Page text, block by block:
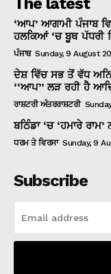
‘ਆਪ’ ਆਗਾਮੀ ਪੰਜਾਬ
ਹਲਕਿਆਂ ‘ਚ ਬੂਥ ਪੱਧਰੀ
ਪੰਜਾਬ Sunday, 9 August
ਦੇਸ਼ ਵਿੱਚ ਸਭ ਤੋਂ ਵੱਧ
‘‘ਆਪ’’ ਲੜ ਰਹੀ ਹੈ
ਰਾਸ਼ਟਰੀ ਅੰਤਰਰਾਸ਼ਟਰੀ
ਬਠਿੰਡਾ ‘ਚ ‘ਹਮਾਰੇ
ਧਰਮ ਤੇ ਵਿਰਸਾ Sunday, 9
Subscribe